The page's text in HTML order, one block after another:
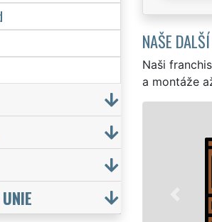
NAŠE
Naši
a montáže
Máme bohaté
a dodavatelů, jako
od malých
sestavy se zárukou